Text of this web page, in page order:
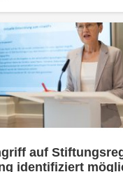
auf
identifiziert